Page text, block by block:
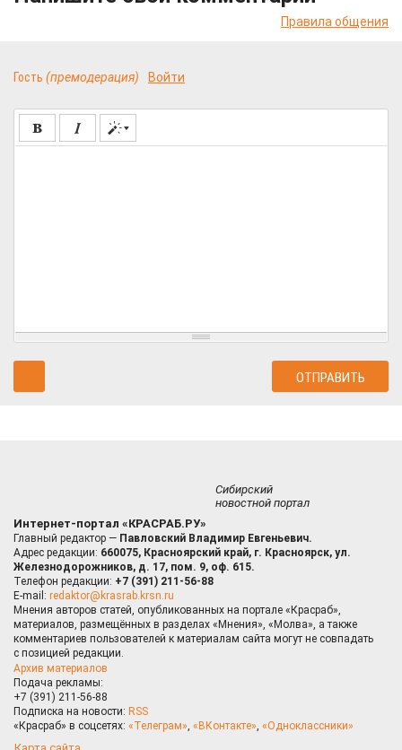
Правила общения
Гость (премодерация) Войти
Сибирский
новостной портал
Интернет-портал «КРАСРАБ.РУ»
Главный редактор — Павловский Владимир Евгеньевич.
Адрес редакции: 660075, Красноярский край, г. Красноярск, ул.
Железнодорожников, д. 17, пом. 9, оф. 615.
Телефон редакции: +7 (391) 211-56-88
E-mail: redaktor@krasrab.krsn.ru
Мнения авторов статей, опубликованных на портале «Красраб»,
материалов, размещённых в разделах «Мнения», «Молва», а также
комментариев пользователей к материалам сайта могут не совпадать
с позицией редакции.
Архив материалов
Подача рекламы:
+7 (391) 211-56-88
Подписка на новости: RSS
«Красраб» в соцсетях: «Телеграм», «ВКонтакте», «Одноклассники»